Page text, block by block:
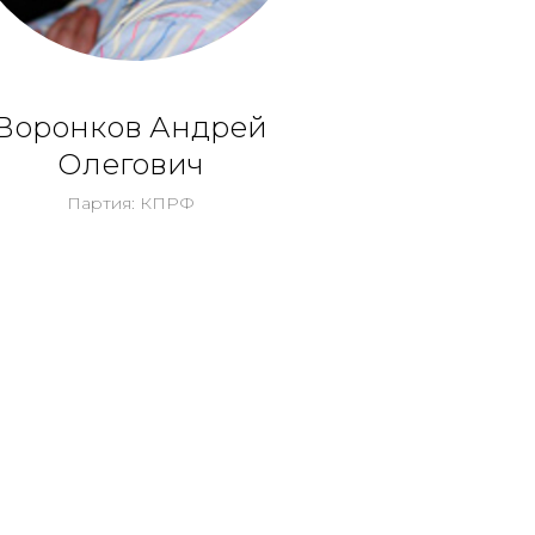
Андрей
Олегович
Партия: КПРФ